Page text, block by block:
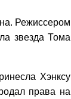
Режиссером
звезда Тома
Хэнксу
права на